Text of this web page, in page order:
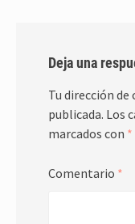
Deja una
Tu dirección
publicada. Los
marcados con *
Comentario *